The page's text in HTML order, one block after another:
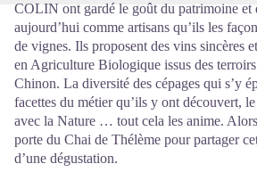
COLIN ont gardé le goût du patrimoine et
aujourd’hui comme artisans qu’ils les
de vignes. Ils proposent des vins sincères
en Agriculture Biologique issus des
Chinon. La diversité des cépages qui s’y
facettes du métier qu’ils y ont découvert,
avec la Nature … tout cela les anime.
porte du Chai de Thélème pour partager
d’une dégustation.